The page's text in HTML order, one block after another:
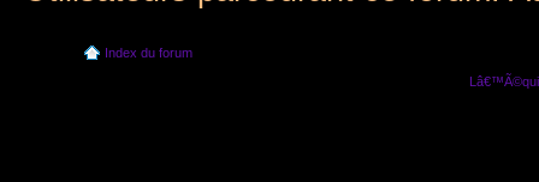
Index du forum